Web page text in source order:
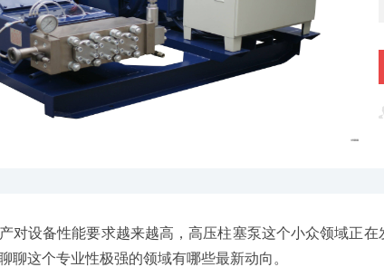
设备性能要求越来越高，高压柱塞泵这个小众领域正在
聊这个专业性极强的领域有哪些最新动向。